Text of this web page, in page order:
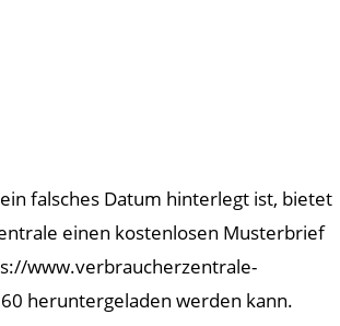
falsches Datum hinterlegt ist, bietet
einen kostenlosen Musterbrief
www.verbraucherzentrale-
heruntergeladen werden kann.